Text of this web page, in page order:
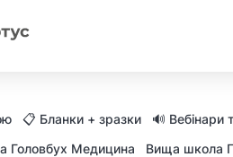
📋 Бланки + зразки
🔊 Вебінари
Головбух Медицина
Вища школа